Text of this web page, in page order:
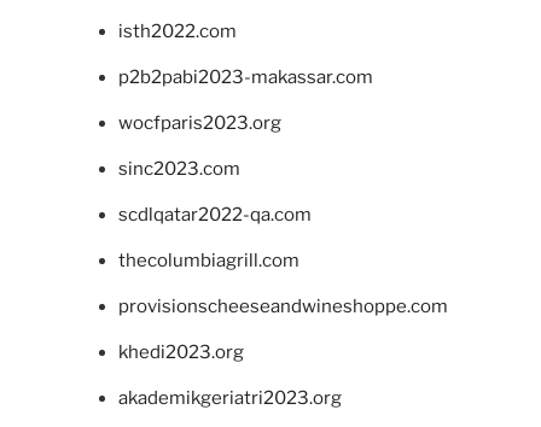
isth2022.com
p2b2pabi2023-makassar.com
wocfparis2023.org
sinc2023.com
scdlqatar2022-qa.com
thecolumbiagrill.com
provisionscheeseandwineshoppe.com
khedi2023.org
akademikgeriatri2023.org